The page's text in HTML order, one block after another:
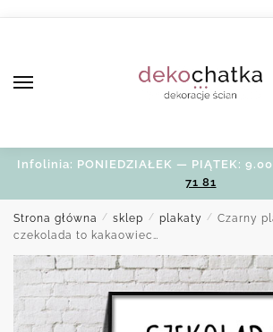
Infolinia: PONIEDZIAŁEK — PIĄTEK:
71 81
Strona główna / sklep / plakaty / Czarny
czekolada to kakaowiec…